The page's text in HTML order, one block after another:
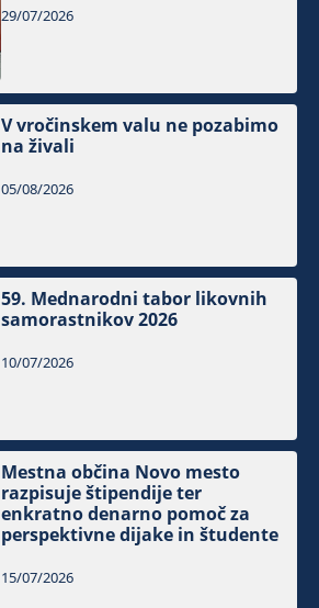
29/07/2026
V vročinskem valu ne pozabimo
na živali
05/08/2026
59. Mednarodni tabor likovnih
samorastnikov 2026
10/07/2026
Mestna občina Novo mesto
razpisuje štipendije ter
enkratno denarno pomoč za
perspektivne dijake in študente
15/07/2026